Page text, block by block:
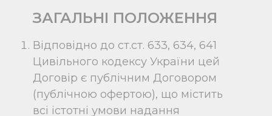
ЗАГАЛЬНІ ПОЛОЖЕННЯ
Відповідно до ст.ст. 633, 634, 641
Цивільного кодексу України цей
Договір є публічним Договором
(публічною офертою), що містить
всі істотні умови надання